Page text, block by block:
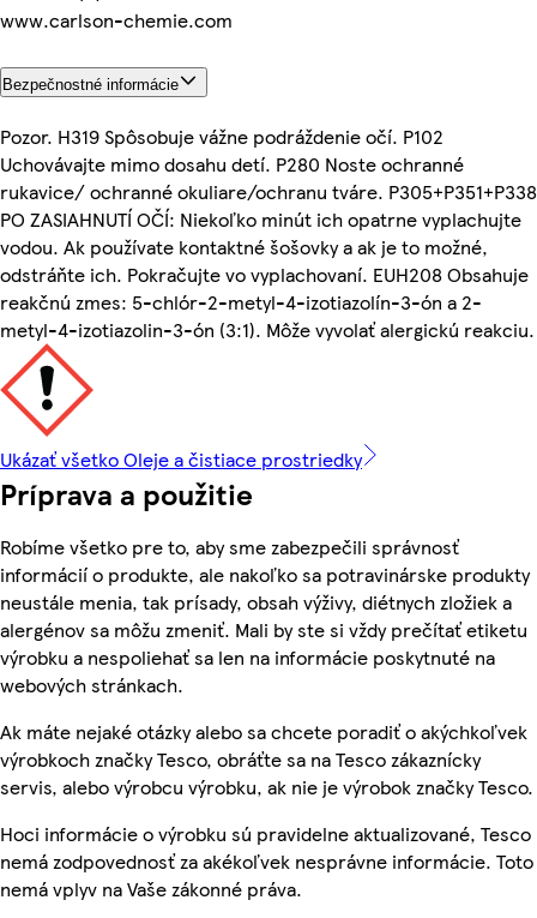
www.carlson-chemie.com
Bezpečnostné informácie
Pozor. H319 Spôsobuje vážne podráždenie očí. P102
Uchovávajte mimo dosahu detí. P280 Noste ochranné
rukavice/ ochranné okuliare/ochranu tváre. P305+P351+P338
PO ZASIAHNUTÍ OČÍ: Niekoľko minút ich opatrne vyplachujte
vodou. Ak používate kontaktné šošovky a ak je to možné,
odstráňte ich. Pokračujte vo vyplachovaní. EUH208 Obsahuje
reakčnú zmes: 5-chlór-2-metyl-4-izotiazolín-3-ón a 2-
metyl-4-izotiazolin-3-ón (3:1). Môže vyvolať alergickú reakciu.
Ukázať všetko Oleje a čistiace prostriedky
Príprava a použitie
Robíme všetko pre to, aby sme zabezpečili správnosť
informácií o produkte, ale nakoľko sa potravinárske produkty
neustále menia, tak prísady, obsah výživy, diétnych zložiek a
alergénov sa môžu zmeniť. Mali by ste si vždy prečítať etiketu
výrobku a nespoliehať sa len na informácie poskytnuté na
webových stránkach.
Ak máte nejaké otázky alebo sa chcete poradiť o akýchkoľvek
výrobkoch značky Tesco, obráťte sa na Tesco zákaznícky
servis, alebo výrobcu výrobku, ak nie je výrobok značky Tesco.
Hoci informácie o výrobku sú pravidelne aktualizované, Tesco
nemá zodpovednosť za akékoľvek nesprávne informácie. Toto
nemá vplyv na Vaše zákonné práva.